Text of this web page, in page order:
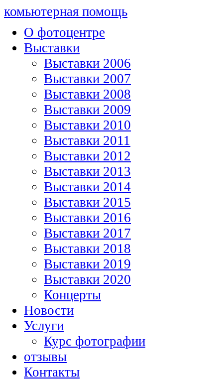
комьютерная помощь
О фотоцентре
Выставки
Выставки 2006
Выставки 2007
Выставки 2008
Выставки 2009
Выставки 2010
Выставки 2011
Выставки 2012
Выставки 2013
Выставки 2014
Выставки 2015
Выставки 2016
Выставки 2017
Выставки 2018
Выставки 2019
Выставки 2020
Концерты
Новости
Услуги
Курс фотографии
отзывы
Контакты